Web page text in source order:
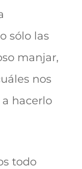
sólo las
manjar,
nos
hacerlo
todo